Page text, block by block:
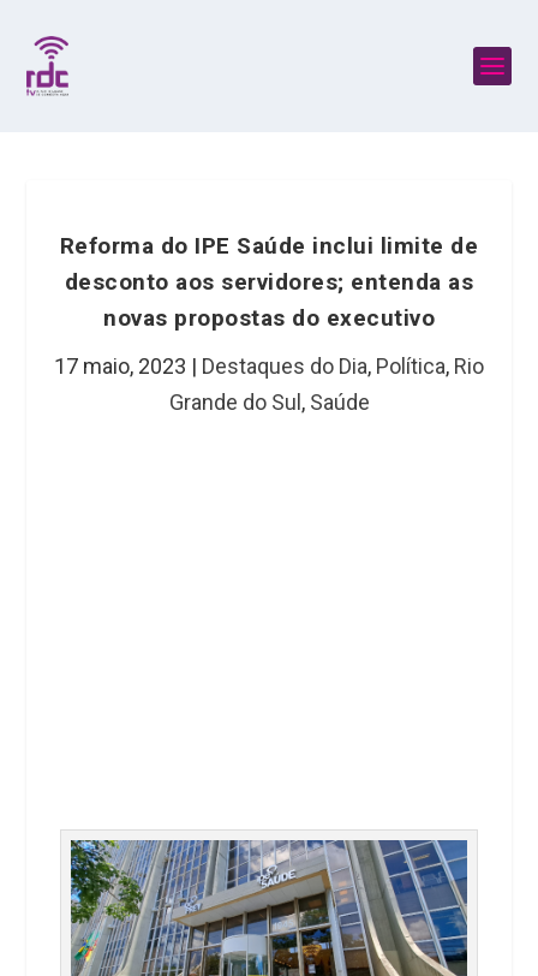
Reforma do IPE Saúde inclui limite de
desconto aos servidores; entenda as
novas propostas do executivo
17 maio, 2023 | Destaques do Dia, Política, Rio
Grande do Sul , Saúde